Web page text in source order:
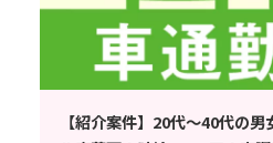
【紹介案件】20代～40代の